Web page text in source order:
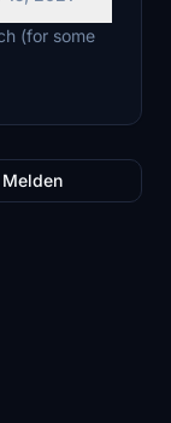
(for some
Melden